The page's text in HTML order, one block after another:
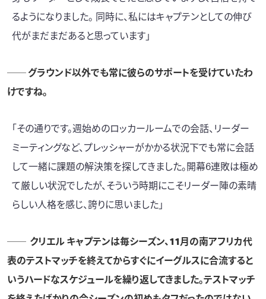
るようになりました。 同時に、私にはキャプテンとしての伸び
代がまだまだあると思っています」
── グラウンド以外でも常に彼らのサポートを受けていたわ
けですね。
「その通りです。週始めのロッカールームでの会話、リーダー
ミーティングなど、プレッシャーがかかる状況下でも常に会話
して一緒に課題の解決策を探してきました。開幕6連敗は極め
て厳しい状況でしたが、そういう時期にこそリーダー陣の素晴
らしい人格を感じ、誇りに思いました」
── クリエル キャプテンは毎シーズン、11月の南アフリカ代
表のテストマッチを終えてからすぐにイーグルスに合流すると
いうハードなスケジュールを繰り返してきました。テストマッチ